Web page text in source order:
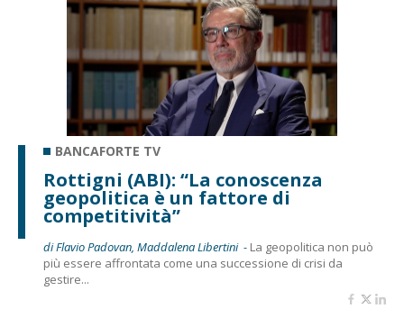
BANCAFORTE TV
Rottigni (ABI): “La conoscenza
geopolitica è un fattore di
competitività”
di Flavio Padovan, Maddalena Libertini - La geopolitica non può
più essere affrontata come una successione di crisi da
gestire...